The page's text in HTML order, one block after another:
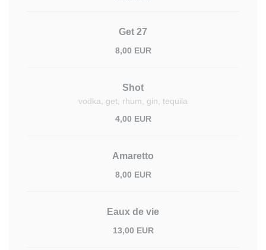
Get 27
8,00 EUR
Shot
vodka, get, rhum, gin, tequila
4,00 EUR
Amaretto
8,00 EUR
Eaux de vie
13,00 EUR